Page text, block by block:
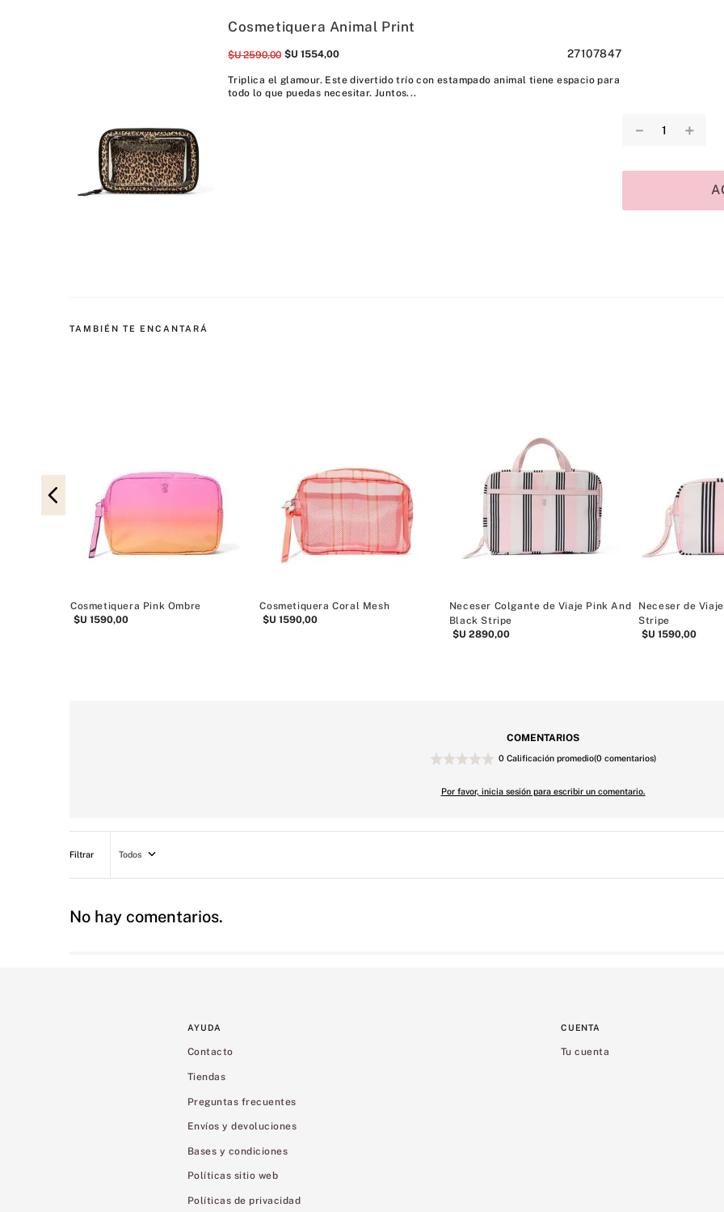
Cosmetiquera Animal Print
$U 2590,00 $U 1554,00 27107847
Triplica el glamour. Este divertido trío con estampado animal tiene espacio para
todo lo que puedas necesitar. Juntos...
＋
－
TAMBIÉN TE ENCANTARÁ
Cosmetiquera Pink Ombre
$U 1590,00
Cosmetiquera Coral Mesh
$U 1590,00
Neceser Colgante de Viaje Pink And
Black Stripe
$U 2890,00
Neceser de
Stripe
$U 1590,00
COMENTARIOS
0 Calificación promedio(0 comentarios)
Por favor, inicia sesión para escribir un comentario.
Todos
No hay comentarios.
AYUDA
Contacto
Tiendas
Preguntas frecuentes
Envíos y devoluciones
Bases y condiciones
Políticas sitio web
Políticas de privacidad
CUENTA
Tu cuenta